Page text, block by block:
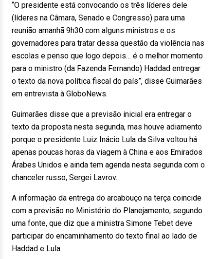
“O presidente está convocando os três líderes dele
(líderes na Câmara, Senado e Congresso) para uma
reunião amanhã 9h30 com alguns ministros e os
governadores para tratar dessa questão da violência nas
escolas e penso que logo depois… é o melhor momento
para o ministro (da Fazenda Fernando) Haddad entregar
o texto da nova política fiscal do país”, disse Guimarães
em entrevista à GloboNews.
Guimarães disse que a previsão inicial era entregar o
texto da proposta nesta segunda, mas houve adiamento
porque o presidente Luiz Inácio Lula da Silva voltou há
apenas poucas horas da viagem à China e aos Emirados
Árabes Unidos e ainda tem agenda nesta segunda com o
chanceler russo, Sergei Lavrov.
A informação da entrega do arcabouço na terça coincide
com a previsão no Ministério do Planejamento, segundo
uma fonte, que diz que a ministra Simone Tebet deve
participar do encaminhamento do texto final ao lado de
Haddad e Lula.